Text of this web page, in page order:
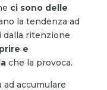
ci sono delle
la tendenza ad
dalla ritenzione
e
che la provoca.
accumulare